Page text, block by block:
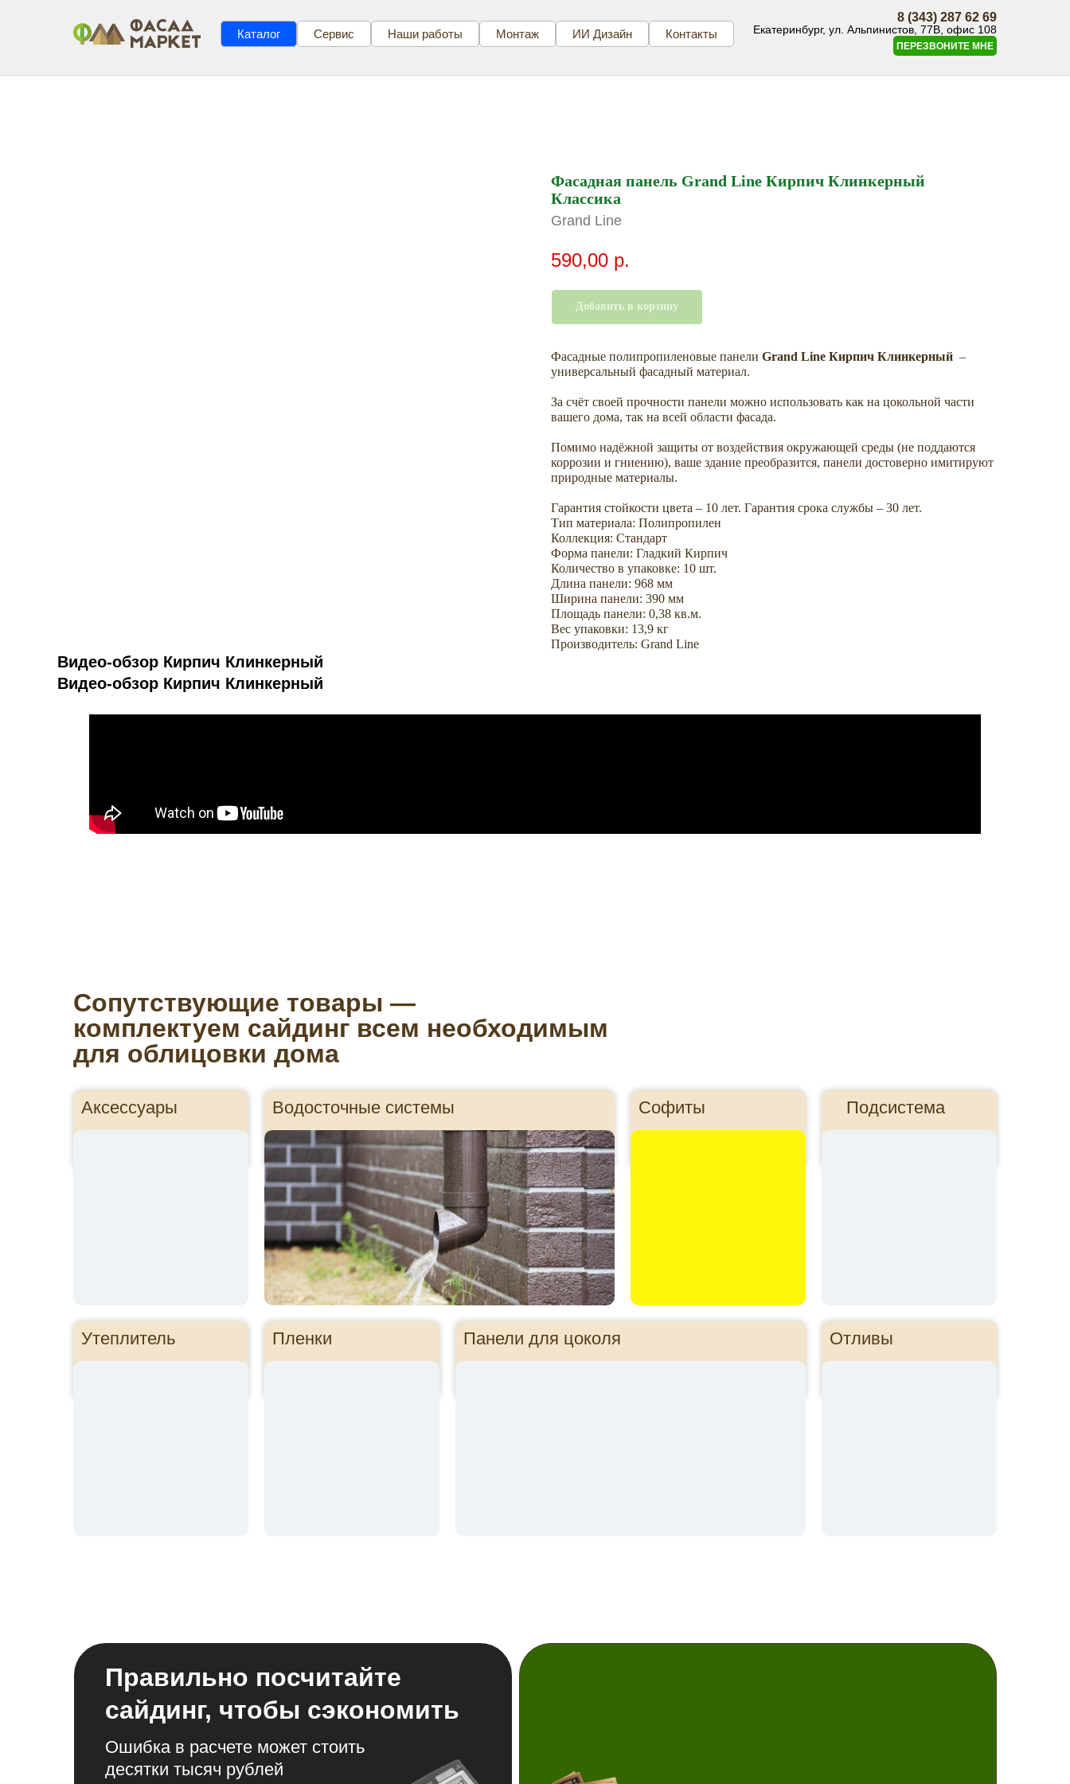
Каталог Сервис Наши работы Монтаж ИИ Дизайн Контакты
8 (343) 287 62 69
Екатеринбург, ул. Альпинистов, 77В, офис 108
ПЕРЕЗВОНИТЕ МНЕ
Фасадная панель Grand Line Кирпич Клинкерный
Классика
Grand Line
590,00 р.
Добавить в корзину
Фасадные полипропиленовые панели Grand Line Кирпич Клинкерный –
универсальный фасадный материал.
За счёт своей прочности панели можно использовать как на цокольной части
вашего дома, так на всей области фасада.
Помимо надёжной защиты от воздействия окружающей среды (не поддаются
коррозии и гниению), ваше здание преобразится, панели достоверно имитируют
природные материалы.
Гарантия стойкости цвета – 10 лет. Гарантия срока службы – 30 лет.
Тип материала: Полипропилен
Коллекция: Стандарт
Форма панели: Гладкий Кирпич
Количество в упаковке: 10 шт.
Длина панели: 968 мм
Ширина панели: 390 мм
Площадь панели: 0,38 кв.м.
Вес упаковки: 13,9 кг
Производитель: Grand Line
Видео-обзор Кирпич Клинкерный
Видео-обзор Кирпич Клинкерный
Сопутствующие товары —
комплектуем сайдинг всем необходимым
для облицовки дома
Аксессуары Софиты
Водосточные системы Подсистема
Утеплитель Пленки Панели для цоколя Отливы
Ошибка в расчете может стоить
десятки тысяч рублей
Правильно посчитайте
сайдинг, чтобы сэкономить